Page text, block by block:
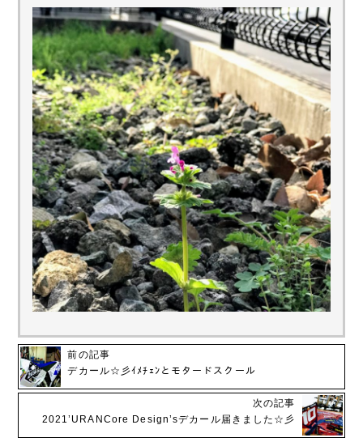
前の記事
デカール☆彡ｲﾒﾁｪﾝとモタードスクール
次の記事
2021’URANCore Design’sデカール届きました☆彡